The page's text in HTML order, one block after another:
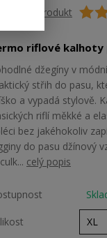
produkt
riflové kalhoty
džegíny v
střih do pasu,
a vypadá stylově.
riflí měkké a
bez jakéhokoliv
do pasu džínový
celý popis